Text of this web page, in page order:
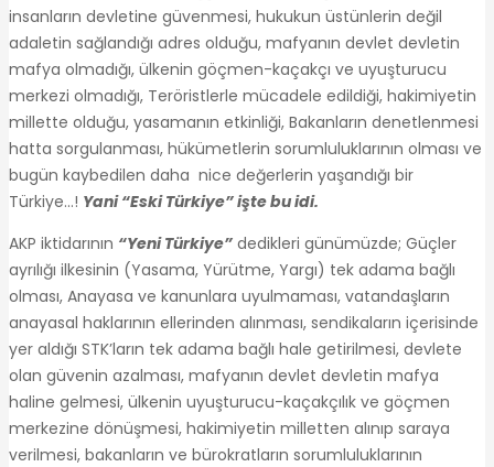
insanların devletine güvenmesi, hukukun üstünlerin değil
adaletin sağlandığı adres olduğu, mafyanın devlet devletin
mafya olmadığı, ülkenin göçmen-kaçakçı ve uyuşturucu
merkezi olmadığı, Teröristlerle mücadele edildiği, hakimiyetin
millette olduğu, yasamanın etkinliği, Bakanların denetlenmesi
hatta sorgulanması, hükümetlerin sorumluluklarının olması ve
bugün kaybedilen daha nice değerlerin yaşandığı bir
Türkiye…! Yani “Eski Türkiye” işte bu idi.
AKP iktidarının “Yeni Türkiye” dedikleri günümüzde; Güçler
ayrılığı ilkesinin (Yasama, Yürütme, Yargı) tek adama bağlı
olması, Anayasa ve kanunlara uyulmaması, vatandaşların
anayasal haklarının ellerinden alınması, sendikaların içerisinde
yer aldığı STK’ların tek adama bağlı hale getirilmesi, devlete
olan güvenin azalması, mafyanın devlet devletin mafya
haline gelmesi, ülkenin uyuşturucu-kaçakçılık ve göçmen
merkezine dönüşmesi, hakimiyetin milletten alınıp saraya
verilmesi, bakanların ve bürokratların sorumluluklarının